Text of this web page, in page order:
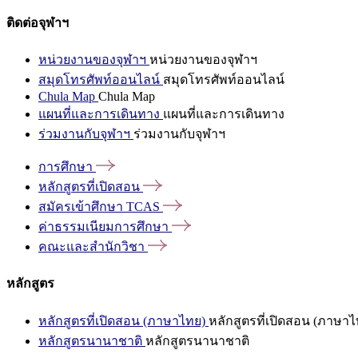
ติดต่อจุฬาฯ
หน่วยงานของจุฬาฯ หน่วยงานของจุฬาฯ
สมุดโทรศัพท์ออนไลน์ สมุดโทรศัพท์ออนไลน์
Chula Map Chula Map
แผนที่และการเดินทาง แผนที่และการเดินทาง
ร่วมงานกับจุฬาฯ ร่วมงานกับจุฬาฯ
การศึกษา
หลักสูตรที่เปิดสอน
สมัครเข้าศึกษา TCAS
ค่าธรรมเนียมการศึกษา
คณะและสำนักวิชา
หลักสูตร
หลักสูตรที่เปิดสอน (ภาษาไทย) หลักสูตรที่เปิดสอน (ภาษาไ
หลักสูตรนานาชาติ หลักสูตรนานาชาติ